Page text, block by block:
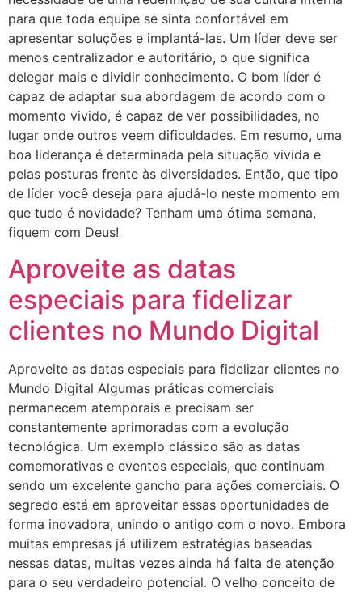
para que toda equipe se sinta confortável em
apresentar soluções e implantá-las. Um líder deve ser
menos centralizador e autoritário, o que significa
delegar mais e dividir conhecimento. O bom líder é
capaz de adaptar sua abordagem de acordo com o
momento vivido, é capaz de ver possibilidades, no
lugar onde outros veem dificuldades. Em resumo, uma
boa liderança é determinada pela situação vivida e
pelas posturas frente às diversidades. Então, que tipo
de líder você deseja para ajudá-lo neste momento em
que tudo é novidade? Tenham uma ótima semana,
fiquem com Deus!
Aproveite as datas
especiais para fidelizar
clientes no Mundo Digital
Aproveite as datas especiais para fidelizar clientes no
Mundo Digital Algumas práticas comerciais
permanecem atemporais e precisam ser
constantemente aprimoradas com a evolução
tecnológica. Um exemplo clássico são as datas
comemorativas e eventos especiais, que continuam
sendo um excelente gancho para ações comerciais. O
segredo está em aproveitar essas oportunidades de
forma inovadora, unindo o antigo com o novo. Embora
muitas empresas já utilizem estratégias baseadas
nessas datas, muitas vezes ainda há falta de atenção
para o seu verdadeiro potencial. O velho conceito de